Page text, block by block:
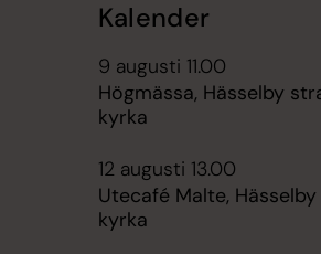
Kalender
9 augusti 11.00
Högmässa, Hässelby
kyrka
12 augusti 13.00
Utecafé Malte,
kyrka